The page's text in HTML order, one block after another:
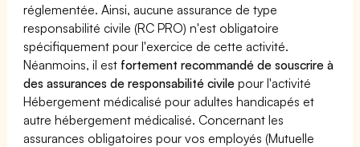
réglementée. Ainsi, aucune assurance de type
responsabilité civile (RC PRO) n'est obligatoire
spécifiquement pour l'exercice de cette activité.
Néanmoins, il est fortement recommandé de souscrire à
des assurances de responsabilité civile pour l'activité
Hébergement médicalisé pour adultes handicapés et
autre hébergement médicalisé. Concernant les
assurances obligatoires pour vos employés (Mutuelle